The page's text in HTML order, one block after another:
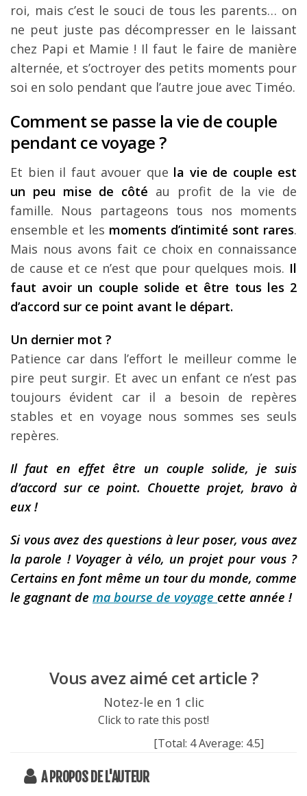
roi, mais c’est le souci de tous les parents… on
ne peut juste pas décompresser en le laissant
chez Papi et Mamie ! Il faut le faire de manière
alternée, et s’octroyer des petits moments pour
soi en solo pendant que l’autre joue avec Timéo.
Comment se passe la vie de couple
pendant ce voyage ?
Et bien il faut avouer que la vie de couple est
un peu mise de côté au profit de la vie de
famille. Nous partageons tous nos moments
ensemble et les moments d’intimité sont rares.
Mais nous avons fait ce choix en connaissance
de cause et ce n’est que pour quelques mois. Il
faut avoir un couple solide et être tous les 2
d’accord sur ce point avant le départ.
Un dernier mot ?
Patience car dans l’effort le meilleur comme le
pire peut surgir. Et avec un enfant ce n’est pas
toujours évident car il a besoin de repères
stables et en voyage nous sommes ses seuls
repères.
Il faut en effet être un couple solide, je suis
d’accord sur ce point. Chouette projet, bravo à
eux !
Si vous avez des questions à leur poser, vous avez
la parole ! Voyager à vélo, un projet pour vous ?
Certains en font même un tour du monde, comme
le gagnant de ma bourse de voyage cette année !
Vous avez aimé cet article ?
Notez-le en 1 clic
Click to rate this post!
[Total: 4Average: 4.5]
A PROPOS DE L'AUTEUR